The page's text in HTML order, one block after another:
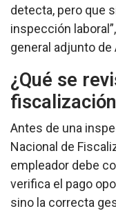
detecta, pero que
inspección laboral”,
general adjunto de
¿Qué se
Antes de una
Nacional de
empleador debe
verifica el pago
sino la correcta